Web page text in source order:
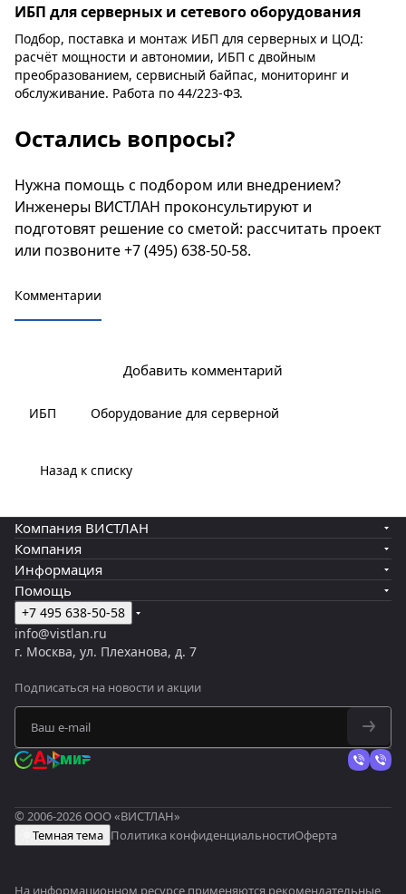
ИБП для серверных и сетевого оборудования
Подбор, поставка и монтаж ИБП для серверных и ЦОД:
расчёт мощности и автономии, ИБП с двойным
преобразованием, сервисный байпас, мониторинг и
обслуживание. Работа по 44/223-ФЗ.
Остались вопросы?
Нужна помощь с подбором или внедрением?
Инженеры ВИСТЛАН проконсультируют и
подготовят решение со сметой: рассчитать проект
или позвоните+7 (495) 638-50-58.
Комментарии
Добавить комментарий
ИБП Оборудование для серверной
Назад к списку
Компания ВИСТЛАН
Компания
Информация
Помощь
+7 495 638-50-58
info@vistlan.ru
г. Москва, ул. Плеханова, д. 7
Подписаться на новости и акции
© 2006-2026 ООО «ВИСТЛАН»
Темная тема Политика конфиденциальностиОферта
На информационном ресурсе применяются рекомендательные